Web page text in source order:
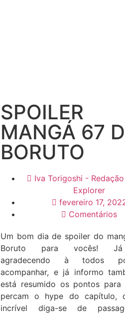
SPOILER
MANGÁ 67
BORUTO
Iva Torigoshi -
Explorer
fevereiro 17,
Comentários
Um bom dia de spoiler do
Boruto para vocês!
agradecendo à todos
acompanhar, e já informo
está resumido os pontos para
percam o hype do capítulo,
incrível diga-se de